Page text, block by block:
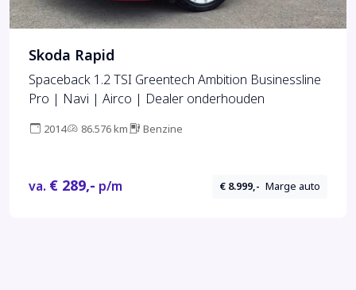
Skoda Rapid
Spaceback 1.2 TSI Greentech Ambition Businessline
Pro | Navi | Airco | Dealer onderhouden
2014 86.576 km Benzine
va. € 289,- p/m € 8.999,- Marge auto